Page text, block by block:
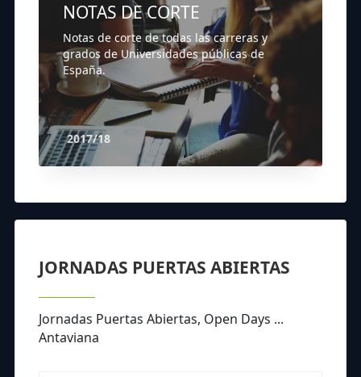
NOTAS DE CORTE
Notas de corte de todas las carreras y
grados de Universidades públicas de
España.
2017/18
JORNADAS PUERTAS ABIERTAS
Jornadas Puertas Abiertas, Open Days ...
Antaviana